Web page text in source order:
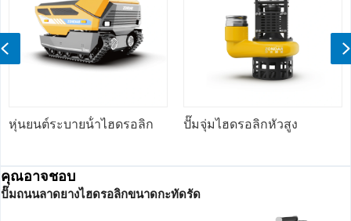
หุ่นยนต์ระบายน้ําไฮดรอลิก ปั๊มจุ่มไฮดรอลิกหัวสูง
Previous
คุณอาจชอบ
ปั๊มถนนลาดยางไฮดรอลิกขนาดกะทัดรัด